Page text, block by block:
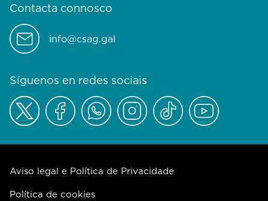
Contacta connosco
info@csag.gal
Síguenos en redes sociais
Aviso legal e Política de Privacidade
Política de cookies